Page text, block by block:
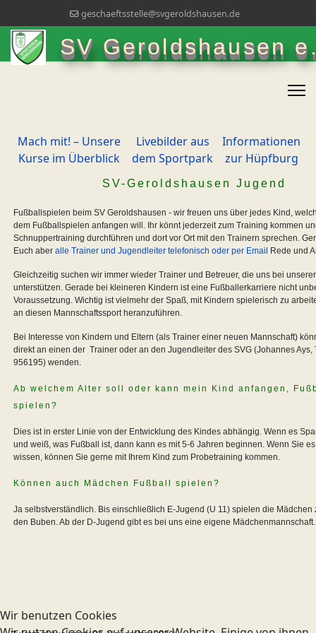
geschaeftsstelle@svgeroldshausen.de
SV Geroldshausen
Mach mit! – Unsere
Kurse im Überblick
Livebilder aus
dem Sportpark
Informationen
zur Hüpfburg
SV-Geroldshausen Jugend
Fußballspielen beim SV Geroldshausen - wir freuen uns über jedes Kind,
dem Fußballspielen anfangen will. Ihr könnt jederzeit zum Training kommen
Schnuppertraining durchführen und dort vor Ort mit den Trainern sprechen.
Euch aber alle Trainer und Jugendleiter telefonisch oder per Email Rede und
Gleichzeitig suchen wir immer wieder Trainer und Betreuer, die uns bei
unterstützen. Gerade bei kleineren Kindern ist eine Fußballerkarriere nicht
Voraussetzung. Wichtig ist vielmehr der Spaß, mit Kindern spielerisch zu
an diesen Mannschaftssport heranzuführen.
Bei Interesse von Kindern und Eltern (als Trainer einer neuen Mannschaft)
direkt an einen der Trainer oder an den Jugendleiter des SVG (Johannes Ays,
956195) wenden.
Ab welchem Alter soll oder kann mein Kind anfangen,
spielen?
Dies ist in erster Linie von der Entwicklung des Kindes abhängig. Wenn es
und weiß, was Fußball ist, dann kann es mit 5-6 Jahren beginnen. Wenn Sie
wissen, können Sie gerne mit Ihrem Kind zum Probetraining kommen.
Können auch Mädchen Fußball spielen?
Ja selbstverständlich. Bis einschließlich E-Jugend (U 11) spielen die Mädchen
den Buben. Ab der D-Jugend gibt es bei uns eine eigene Mädchenmannschaft.
Wir benutzen Cookies